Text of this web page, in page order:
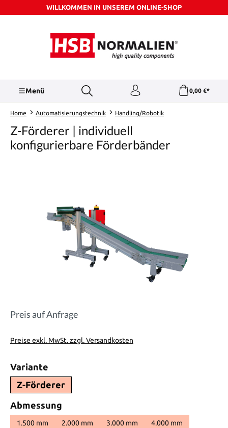
Zum Hauptinhalt springenWILLKOMMEN IN UNSEREM ONLINE-SHOP
Menü 0,00 €*
Home Automatisierungstechnik Handling/Robotik
Z-Förderer | individuell
konfigurierbare Förderbänder
Preis auf Anfrage
Preise exkl. MwSt. zzgl. Versandkosten
Variante
Z-Förderer
Abmessung
1.500 mm 2.000 mm 3.000 mm 4.000 mm